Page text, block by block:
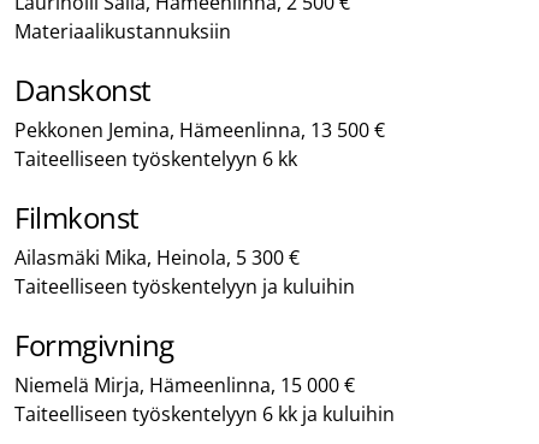
Materiaalikustannuksiin
Danskonst
Pekkonen Jemina, Hämeenlinna, 13 500 €
Taiteelliseen työskentelyyn 6 kk
Filmkonst
Ailasmäki Mika, Heinola, 5 300 €
Taiteelliseen työskentelyyn ja kuluihin
Formgivning
Niemelä Mirja, Hämeenlinna, 15 000 €
Taiteelliseen työskentelyyn 6 kk ja kuluihin